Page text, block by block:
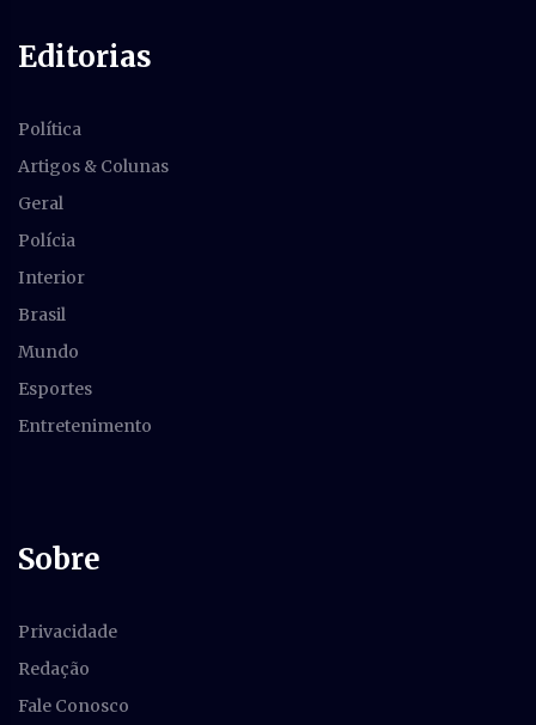
Editorias
Política
Artigos & Colunas
Geral
Polícia
Interior
Brasil
Mundo
Esportes
Entretenimento
Sobre
Privacidade
Redação
Fale Conosco